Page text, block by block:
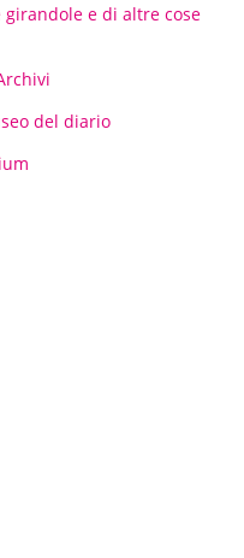
girandole e di altre cose
del diario